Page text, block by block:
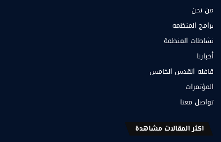
من نحن
برامج المنظمة
نشاطات المنظمة
أخبارنا
قافلة القدس الخامس
المؤتمرات
تواصل معنا
اكثر المقالات مشاهدة